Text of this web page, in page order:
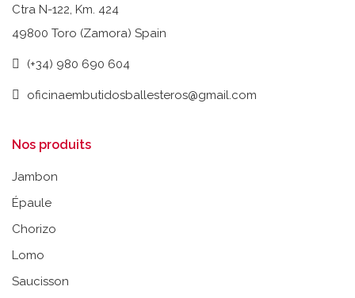
Ctra N-122, Km. 424
49800 Toro (Zamora) Spain
(+34) 980 690 604
oficinaembutidosballesteros@gmail.com
Nos produits
Jambon
Épaule
Chorizo
Lomo
Saucisson